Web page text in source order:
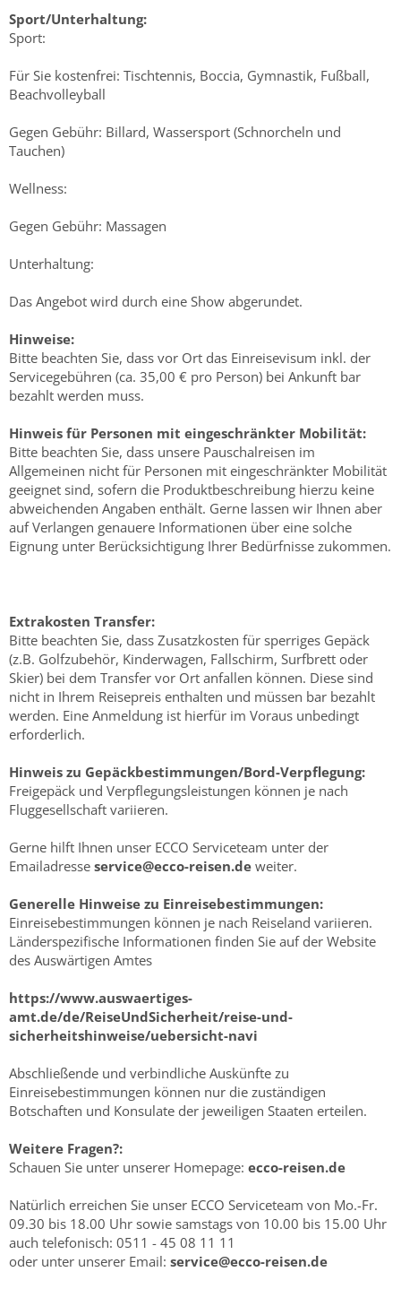
Sport/Unterhaltung:
Sport:
Für Sie kostenfrei: Tischtennis, Boccia, Gymnastik, Fußball,
Beachvolleyball
Gegen Gebühr: Billard, Wassersport (Schnorcheln und
Tauchen)
Wellness:
Gegen Gebühr: Massagen
Unterhaltung:
Das Angebot wird durch eine Show abgerundet.
Hinweise:
Bitte beachten Sie, dass vor Ort das Einreisevisum inkl. der
Servicegebühren (ca. 35,00 € pro Person) bei Ankunft bar
bezahlt werden muss.
Hinweis für Personen mit eingeschränkter Mobilität:
Bitte beachten Sie, dass unsere Pauschalreisen im
Allgemeinen nicht für Personen mit eingeschränkter Mobilität
geeignet sind, sofern die Produktbeschreibung hierzu keine
abweichenden Angaben enthält. Gerne lassen wir Ihnen aber
auf Verlangen genauere Informationen über eine solche
Eignung unter Berücksichtigung Ihrer Bedürfnisse zukommen.
Extrakosten Transfer:
Bitte beachten Sie, dass Zusatzkosten für sperriges Gepäck
(z.B. Golfzubehör, Kinderwagen, Fallschirm, Surfbrett oder
Skier) bei dem Transfer vor Ort anfallen können. Diese sind
nicht in Ihrem Reisepreis enthalten und müssen bar bezahlt
werden. Eine Anmeldung ist hierfür im Voraus unbedingt
erforderlich.
Hinweis zu Gepäckbestimmungen/Bord-Verpflegung:
Freigepäck und Verpflegungsleistungen können je nach
Fluggesellschaft variieren.
Gerne hilft Ihnen unser ECCO Serviceteam unter der
Emailadresse service@ecco-reisen.de weiter.
Generelle Hinweise zu Einreisebestimmungen:
Einreisebestimmungen können je nach Reiseland variieren.
Länderspezifische Informationen finden Sie auf der Website
des Auswärtigen Amtes
https://www.auswaertiges-
amt.de/de/ReiseUndSicherheit/reise-und-
sicherheitshinweise/uebersicht-navi
Abschließende und verbindliche Auskünfte zu
Einreisebestimmungen können nur die zuständigen
Botschaften und Konsulate der jeweiligen Staaten erteilen.
Weitere Fragen?:
Schauen Sie unter unserer Homepage: ecco-reisen.de
Natürlich erreichen Sie unser ECCO Serviceteam von Mo.-Fr.
09.30 bis 18.00 Uhr sowie samstags von 10.00 bis 15.00 Uhr
auch telefonisch: 0511 - 45 08 11 11
oder unter unserer Email: service@ecco-reisen.de